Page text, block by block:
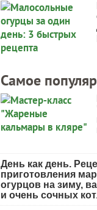
Самое
День как день.
приготовления
огурцов на зиму,
и очень сочных